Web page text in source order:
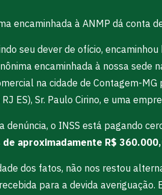
encaminhada à ANMP dá conta
seu dever de ofício,
encaminhada à nossa
na cidade de Contagem-
ES), Sr. Paulo Cirino, e uma
denúncia, o INSS está pagando
aproximadamente R$
dos fatos, não nos restou
para a devida averiguação.